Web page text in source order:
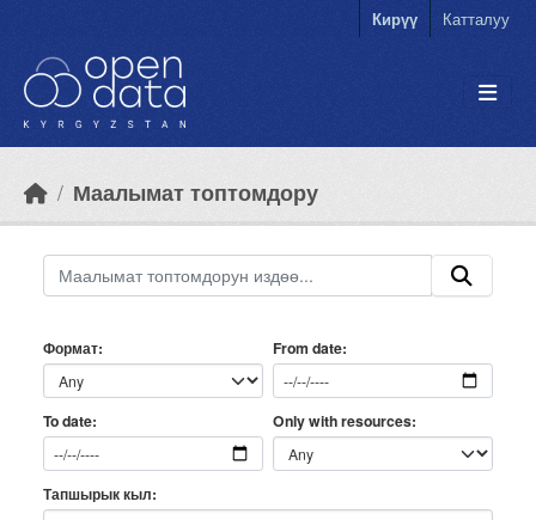
Кирүү Катталуу
Маалымат топтомдору
Формат From date
To date Only with resources
Тапшырык кыл